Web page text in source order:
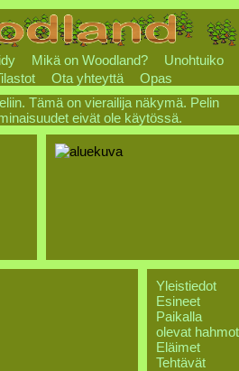
Mikä on Woodland?
Unohtuiko
Ota yhteyttä
Opas
Tämä on vierailija näkymä. Pelin
eivät ole käytössä.
Yleistiedot
Esineet
Paikalla
olevat hahmot
Eläimet
Tehtävät